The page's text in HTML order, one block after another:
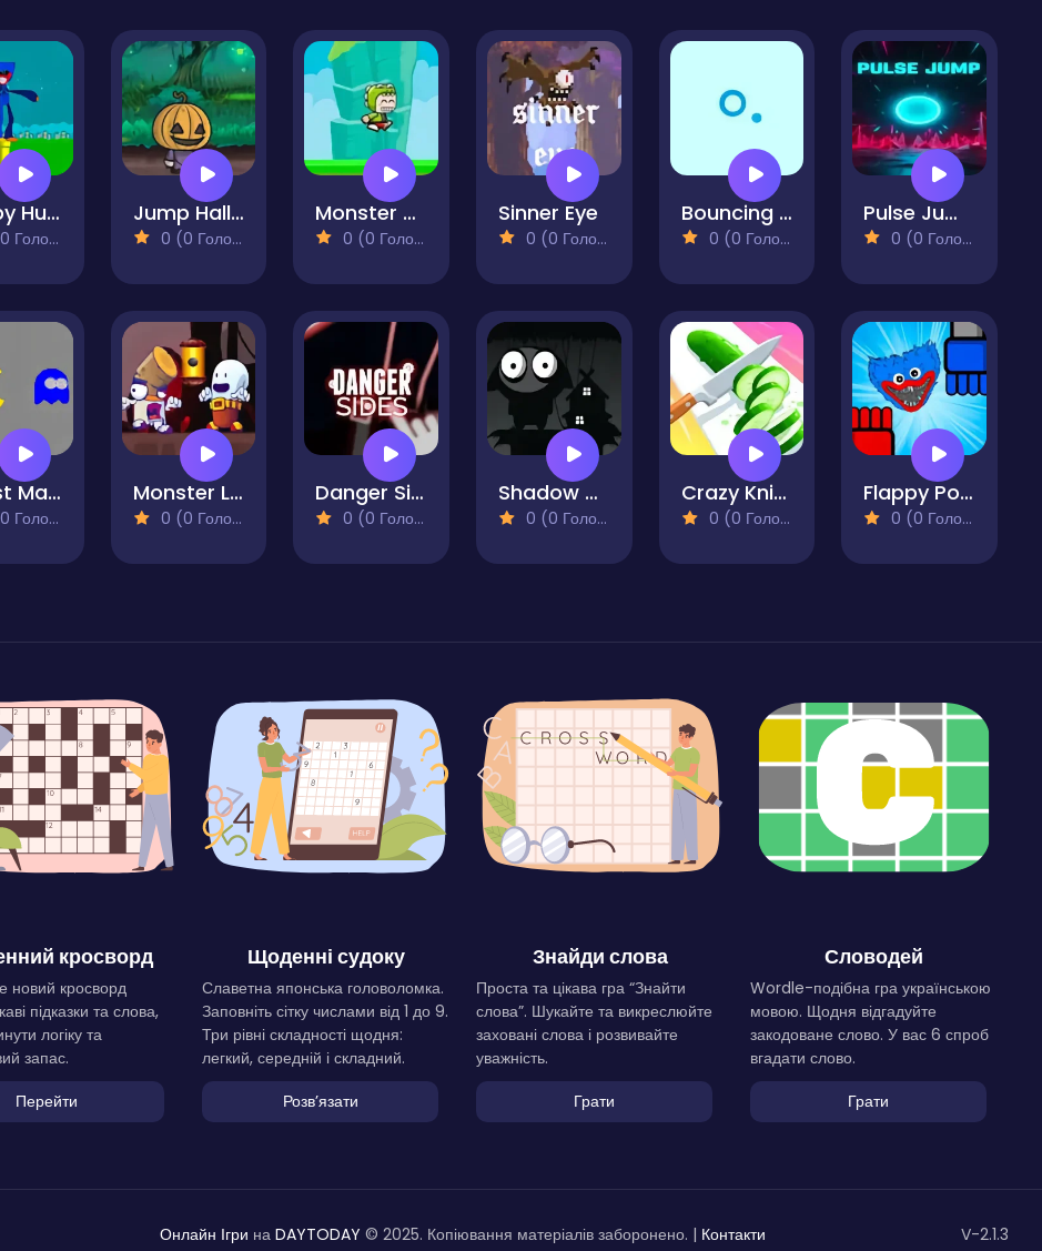
Flappy Huggy Wuggy Jump Halloween
0 (0 Голосів)
Monster Kid Jump
0 (0 Голосів)
Sinner Eye
0 (0 Голосів)
Bouncing Ring Arcade
0 (0 Голосів)
Pulse Jump
0 (0 Голосів)
Ghost Mania Monster Live
0 (0 Голосів)
Danger Sides
0 (0 Голосів)
Shadow Adventure
0 (0 Голосів)
Crazy Knife
0 (0 Голосів)
Flappy Poppy
0 (0 Голосів)
кросворд
новий кросворд
підказки та слова,
логіку та
запас.
Перейти
Щоденні судоку
Славетна японська головоломка.
Заповніть сітку числами від 1 до 9.
Три рівні складності щодня:
легкий, середній і складний.
Розвʼязати
Знайди слова
Проста та цікава гра “Знайти
слова”. Шукайте та викреслюйте
заховані слова і розвивайте
уважність.
Грати
Словодей
Wordle-подібна гра українською
мовою. Щодня відгадуйте
закодоване слово. У вас 6 спроб
вгадати слово.
Грати
Онлайн Ігри на DAYTODAY © 2025. Копіювання матеріалів заборонено. | Контакти V-2.1.3